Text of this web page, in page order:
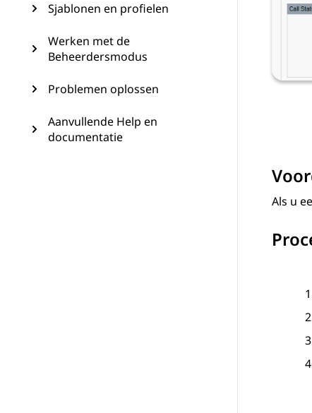
Sjablonen en profielen
Werken met de
Beheerdersmodus
Problemen oplossen
Aanvullende Help en
documentatie
Als u